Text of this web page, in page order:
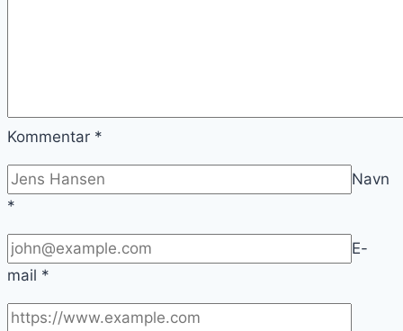
Kommentar *
Navn
*
E-
mail *